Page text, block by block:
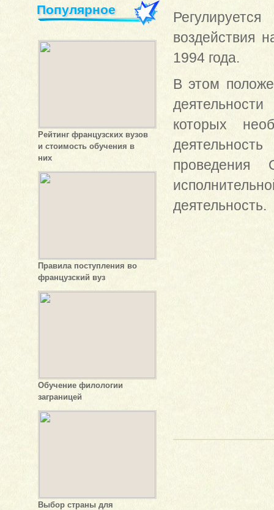
Популярное
Рейтинг французских вузов
и стоимость обучения в
них
Правила поступления во
французский вуз
Обучение филологии
заграницей
Выбор страны для
воздействия
1994 года.
В этом
которых
деятельность.